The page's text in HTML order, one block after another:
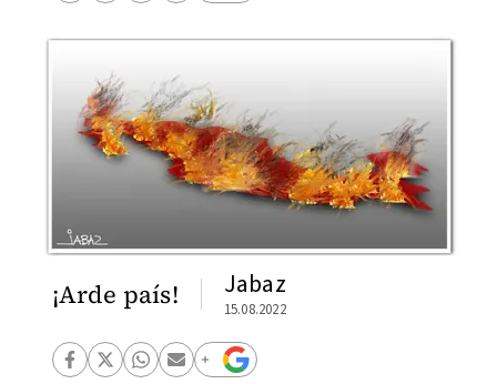
¡Arde país! Jabaz
15.08.2022